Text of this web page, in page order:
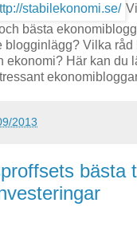
bästa
blogginlägg? Vilka råd
ekonomi? Här kan du
2013
bästa